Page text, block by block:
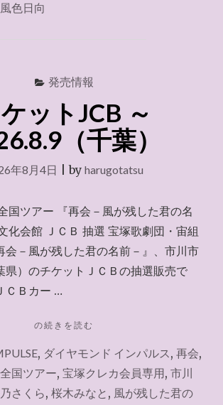
2026.8.9（愛
風色日向
発売情報
ットJCB ～
（千葉）
年8月4日 |by harugotatsu
国ツアー 『再会－風が残した君の名
化会館 ＪＣＢ 抽選 宝塚歌劇団・宙組
会－風が残した君の名前－』、市川市
県）のチケットＪＣＢの抽選販売で
ＣＢカー …
"チ
ッ
ト
～
の続きを読む
, ダイヤモンド インパルス , 再会,
国ツアー, 宝塚クレカ会員専用, 市川
さくら, 桜木みなと , 風が残した君の